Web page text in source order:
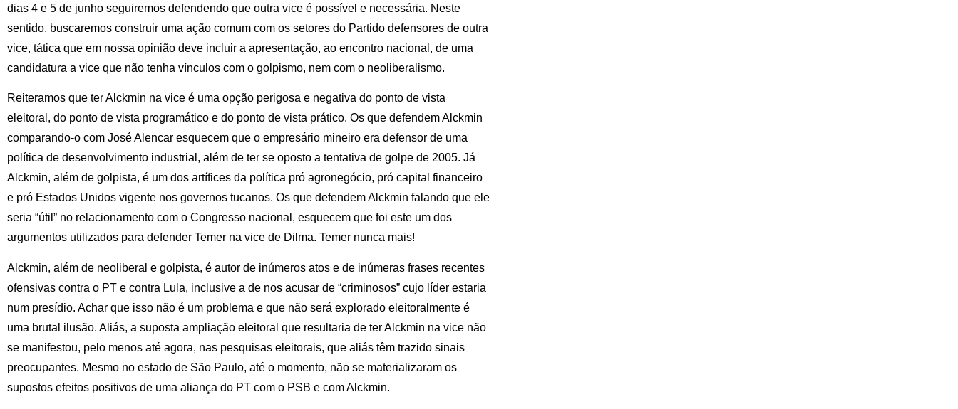
dias 4 e 5 de junho seguiremos defendendo que outra vice é possível e necessária. Neste
sentido, buscaremos construir uma ação comum com os setores do Partido defensores de outra
vice, tática que em nossa opinião deve incluir a apresentação, ao encontro nacional, de uma
candidatura a vice que não tenha vínculos com o golpismo, nem com o neoliberalismo.
Reiteramos que ter Alckmin na vice é uma opção perigosa e negativa do ponto de vista
eleitoral, do ponto de vista programático e do ponto de vista prático. Os que defendem Alckmin
comparando-o com José Alencar esquecem que o empresário mineiro era defensor de uma
política de desenvolvimento industrial, além de ter se oposto a tentativa de golpe de 2005. Já
Alckmin, além de golpista, é um dos artífices da política pró agronegócio, pró capital financeiro
e pró Estados Unidos vigente nos governos tucanos. Os que defendem Alckmin falando que ele
seria “útil” no relacionamento com o Congresso nacional, esquecem que foi este um dos
argumentos utilizados para defender Temer na vice de Dilma. Temer nunca mais!
Alckmin, além de neoliberal e golpista, é autor de inúmeros atos e de inúmeras frases recentes
ofensivas contra o PT e contra Lula, inclusive a de nos acusar de “criminosos” cujo líder estaria
num presídio. Achar que isso não é um problema e que não será explorado eleitoralmente é
uma brutal ilusão. Aliás, a suposta ampliação eleitoral que resultaria de ter Alckmin na vice não
se manifestou, pelo menos até agora, nas pesquisas eleitorais, que aliás têm trazido sinais
preocupantes. Mesmo no estado de São Paulo, até o momento, não se materializaram os
supostos efeitos positivos de uma aliança do PT com o PSB e com Alckmin.